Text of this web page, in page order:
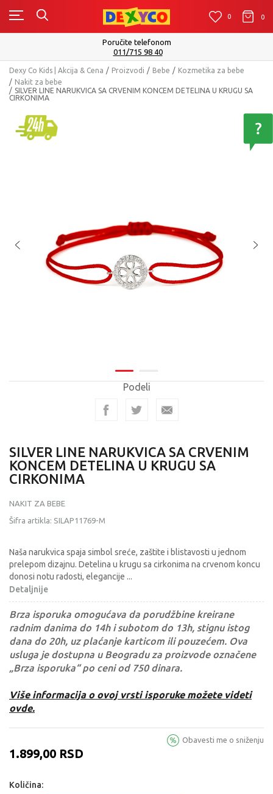
0 0 0
Poručite telefonom
011/715 98 40
Dexy Co Kids | Akcija & Cena Proizvodi Bebe
Kozmetika za bebe
Nakit za bebe
SILVER LINE NARUKVICA SA CRVENIM KONCEM DETELINA U KRUGU SA
CIRKONIMA
Podeli
SILVER LINE NARUKVICA SA CRVENIM
KONCEM DETELINA U KRUGU SA
CIRKONIMA
NAKIT ZA BEBE
Šifra artikla: SILAP11769-M
Naša narukvica spaja simbol sreće, zaštite i blistavosti u jednom
prelepom dizajnu. Detelina u krugu sa cirkonima na crvenom koncu
donosi notu radosti, elegancije ...
Detaljnije
Brza isporuka omogućava da porudžbine kreirane
radnim danima do 14h i subotom do 13h, stignu istog
dana do 20h, uz plaćanje karticom ili pouzećem. Ova
usluga je dostupna u Beogradu za proizvode označene
„Brza isporuka“ po ceni od 750 dinara.
Više informacija o ovoj vrsti isporuke možete videti
ovde.
1.899,00 RSD
Obavesti me o sniženju
Količina: